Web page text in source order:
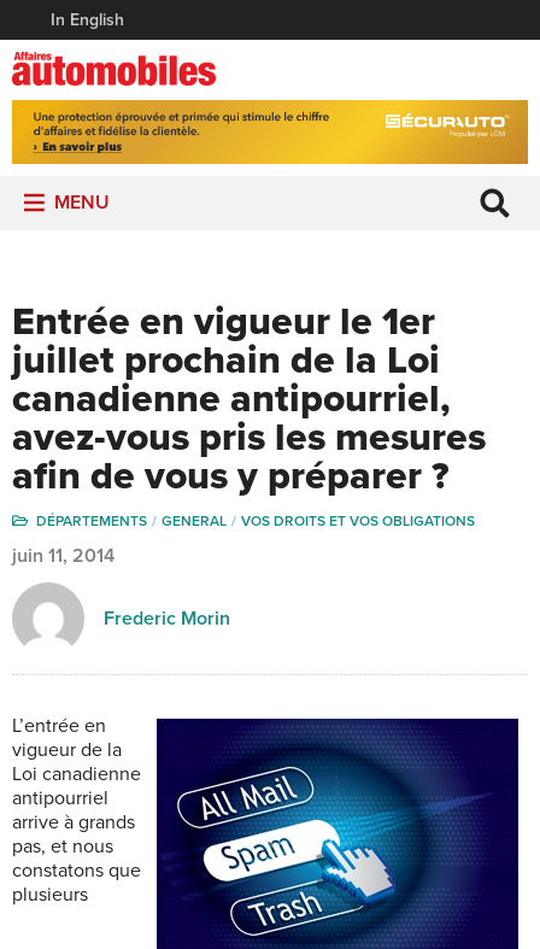
In English
MENU
Entrée en vigueur le 1er
juillet prochain de la Loi
canadienne antipourriel,
avez-vous pris les mesures
afin de vous y préparer ?
DÉPARTEMENTS GENERAL VOS DROITS ET VOS OBLIGATIONS
juin 11, 2014
Frederic Morin
L’entrée en
vigueur de la
Loi canadienne
antipourriel
arrive à grands
pas, et nous
constatons que
plusieurs